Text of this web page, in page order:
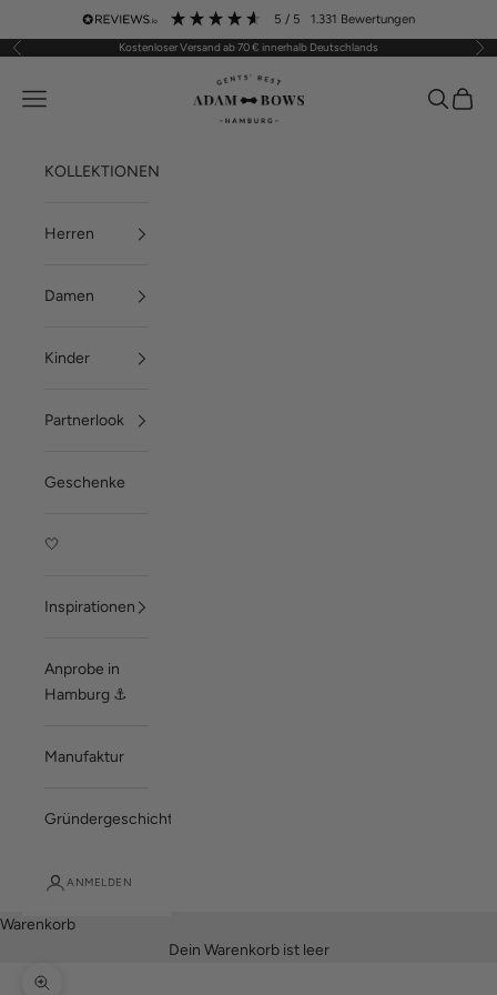
Zum Inhalt springen 5 / 5 1.331 Bewertungen
Zurück Kostenloser Versand ab 70 € innerhalb Deutschlands Vor
ADAM BOWS
Menü Suchen
KOLLEKTIONEN
Herren
Damen
Kinder
Partnerlook
Geschenke
🤍
Inspirationen
Anprobe in
Hamburg ⚓
Manufaktur
Gründergeschichte
ANMELDEN
Warenkorb
Dein Warenkorb ist leer